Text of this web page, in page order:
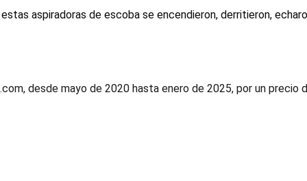
aspiradoras de escoba se encendieron, derritieron,
desde mayo de 2020 hasta enero de 2025, por un precio